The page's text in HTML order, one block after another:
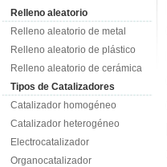
Relleno aleatorio
Relleno aleatorio de metal
Relleno aleatorio de plástico
Relleno aleatorio de cerámica
Tipos de Catalizadores
Catalizador homogéneo
Catalizador heterogéneo
Electrocatalizador
Organocatalizador